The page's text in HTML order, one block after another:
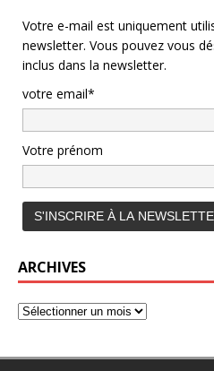
Votre e-mail est uniquement
newsletter. Vous pouvez vous
inclus dans la newsletter.
votre email*
Votre prénom
ARCHIVES